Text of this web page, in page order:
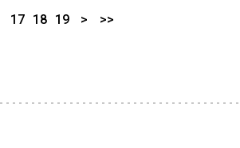
17 18 19 > >>